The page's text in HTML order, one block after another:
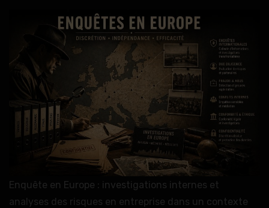
Enquête en Europe : investigations internes et
analyses des risques en entreprise dans un contexte